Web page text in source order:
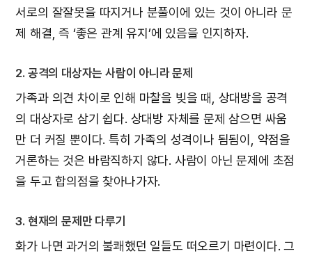
서로의 잘잘못을 따지거나 분풀이에 있는 것이 아니라 문
제 해결, 즉 ‘좋은 관계 유지’에 있음을 인지하자.
2. 공격의 대상자는 사람이 아니라 문제
가족과 의견 차이로 인해 마찰을 빚을 때, 상대방을 공격
의 대상자로 삼기 쉽다. 상대방 자체를 문제 삼으면 싸움
만 더 커질 뿐이다. 특히 가족의 성격이나 됨됨이, 약점을
거론하는 것은 바람직하지 않다. 사람이 아닌 문제에 초점
을 두고 합의점을 찾아나가자.
3. 현재의 문제만 다루기
화가 나면 과거의 불쾌했던 일들도 떠오르기 마련이다. 그